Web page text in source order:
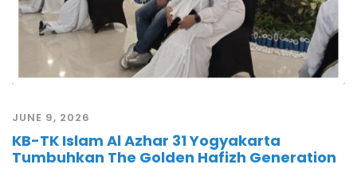
JUNE 9, 2026
KB-TK Islam Al Azhar 31 Yogyakarta
Tumbuhkan The Golden Hafizh Generation